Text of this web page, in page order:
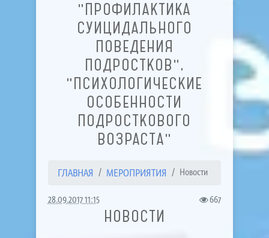
"ПРОФИЛАКТИКА
СУИЦИДАЛЬНОГО
ПОВЕДЕНИЯ
ПОДРОСТКОВ",
"ПСИХОЛОГИЧЕСКИЕ
ОСОБЕННОСТИ
ПОДРОСТКОВОГО
ВОЗРАСТА"
ГЛАВНАЯ МЕРОПРИЯТИЯ Новости
28.09.2017 11:15 667
НОВОСТИ